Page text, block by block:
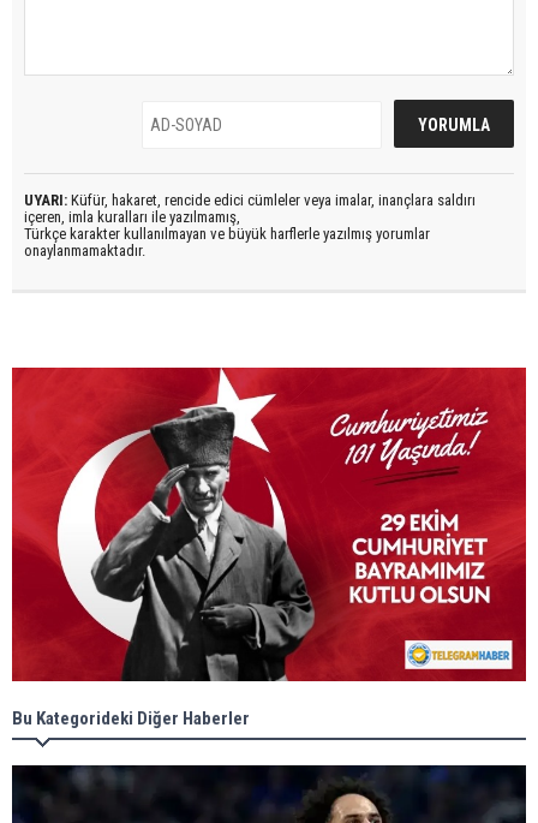
UYARI: Küfür, hakaret, rencide edici cümleler veya imalar, inançlara saldırı
içeren, imla kuralları ile yazılmamış,
Türkçe karakter kullanılmayan ve büyük harflerle yazılmış yorumlar
onaylanmamaktadır.
Bu Kategorideki Diğer Haberler